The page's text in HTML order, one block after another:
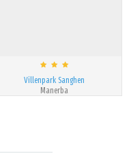
Villenpark Sanghen
Manerba